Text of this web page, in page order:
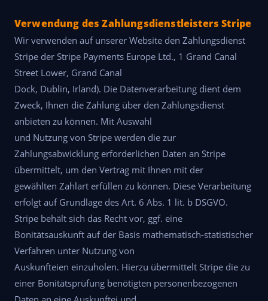
Verwendung des Zahlungsdienstleisters Stripe
Wir verwenden auf unserer Website den Zahlungsdienst
Stripe der Stripe Payments Europe Ltd., 1 Grand Canal
Street Lower, Grand Canal
Dock, Dublin, Irland). Die Datenverarbeitung dient dem
Zweck, Ihnen die Zahlung über den Zahlungsdienst
anbieten zu können. Mit Auswahl
und Nutzung von Stripe werden die zur
Zahlungsabwicklung erforderlichen Daten an Stripe
übermittelt, um den Vertrag mit Ihnen mit der
gewählten Zahlart erfüllen zu können. Diese Verarbeitung
erfolgt auf Grundlage des Art. 6 Abs. 1 lit. b DSGVO.
Stripe behält sich das Recht vor, ggf. eine
Bonitätsauskunft auf der Basis mathematisch-statistischer
Verfahren unter Nutzung von
Auskunfteien einzuholen. Hierzu übermittelt Stripe die zu
einer Bonitätsprüfung benötigten personenbezogenen